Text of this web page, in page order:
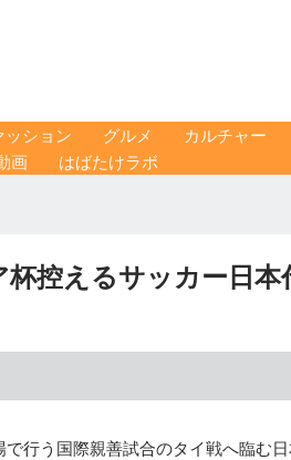
ッション グルメ カルチャー
画 はばたけラボ
控えるサッカー日本
行う国際親善試合のタイ戦へ臨む